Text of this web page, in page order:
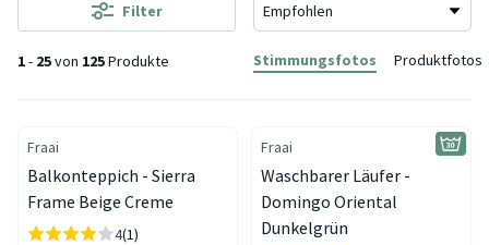
1- 25von 125Produkte
Filter
Stimmungsfotos Produktfotos
Fraai
Balkonteppich - Sierra
Frame Beige Creme
4(1)
Fraai
Waschbarer Läufer -
Domingo Oriental
Dunkelgrün